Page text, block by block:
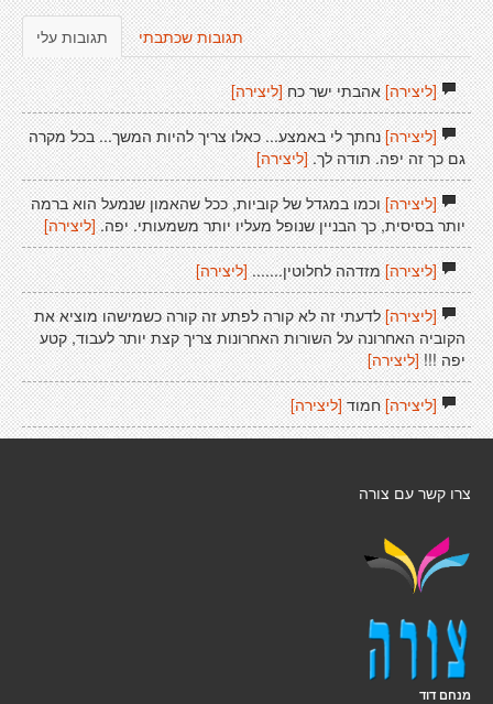
תגובות עלי תגובות שכתבתי
[ליצירה]אהבתי ישר כח[ליצירה]
[ליצירה]נחתך לי באמצע... כאלו צריך להיות המשך... בכל מקרה
גם כך זה יפה. תודה לך. [ליצירה]
[ליצירה]וכמו במגדל של קוביות, ככל שהאמון שנמעל הוא ברמה
יותר בסיסית, כך הבניין שנופל מעליו יותר משמעותי. יפה. [ליצירה]
[ליצירה]מזדהה לחלוטין....... [ליצירה]
[ליצירה]לדעתי זה לא קורה לפתע זה קורה כשמישהו מוציא את
הקוביה האחרונה על השורות האחרונות צריך קצת יותר לעבוד, קטע
יפה !!! [ליצירה]
[ליצירה]חמוד [ליצירה]
צרו קשר עם צורה
מנחם דוד